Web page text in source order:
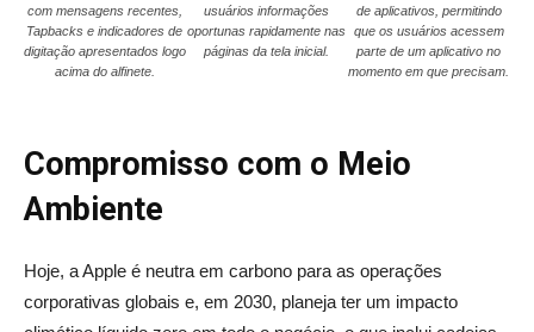
com mensagens recentes,
Tapbacks e indicadores de
digitação apresentados logo
acima do alfinete.
usuários informações
oportunas rapidamente nas
páginas da tela inicial.
de aplicativos, permitindo
que os usuários acessem
parte de um aplicativo no
momento em que precisam.
Compromisso com o Meio
Ambiente
Hoje, a Apple é neutra em carbono para as operações
corporativas globais e, em 2030, planeja ter um impacto